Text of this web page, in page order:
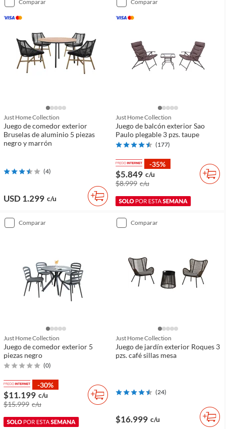
comparar
Just Home Collection
Juego de comedor exterior
Bruselas de aluminio 5 piezas
negro y marrón
(4)
USD 1.299 c/u
comparar
Just Home Collection
Juego de balcón exterior Sao
Paulo plegable 3 pzs. taupe
(177)
-35%
$5.849 c/u
$8.999 c/u
comparar
Just Home Collection
Juego de comedor exterior 5
piezas negro
(0)
-30%
$11.199 c/u
$15.999 c/u
comparar
Just Home Collection
Juego de jardín exterior Roques 3
pzs. café sillas mesa
(24)
$16.999 c/u